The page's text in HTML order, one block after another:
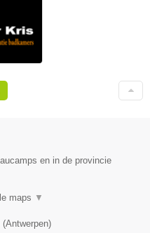
en in de provincie
maps ▼
(Antwerpen)